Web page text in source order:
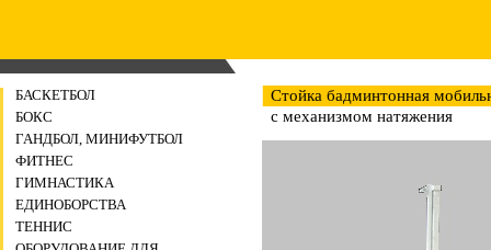
БАСКЕТБОЛ
БОКС
ГАНДБОЛ, МИНИФУТБОЛ
ФИТНЕС
ГИМНАСТИКА
ЕДИНОБОРСТВА
ТЕННИС
Стойка бадминтонная
с механизмом натяжения